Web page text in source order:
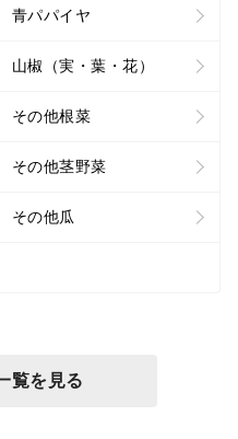
青パパイヤ
山椒（実・葉・花）
その他根菜
その他茎野菜
その他瓜
覧を見る